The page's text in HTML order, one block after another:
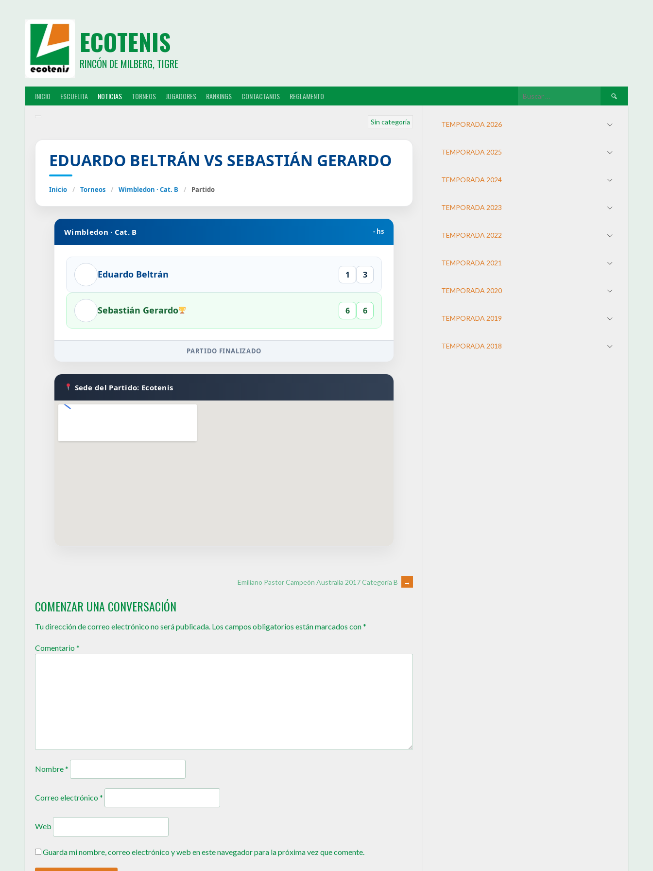
ECOTENIS
RINCÓN DE MILBERG, TIGRE
INICIO ESCUELITA NOTICIAS TORNEOS JUGADORES RANKINGS CONTACTANOS REGLAMENTO
Sin categoría
EDUARDO BELTRÁN VS SEBASTIÁN GERARDO
Inicio / Torneos / Wimbledon · Cat. B / Partido
Wimbledon · Cat. B - hs
Eduardo Beltrán 1 3
Sebastián Gerardo 6 6
PARTIDO FINALIZADO
Sede del Partido: Ecotenis
Emiliano Pastor Campeón Australia 2017 Categoría B →
COMENZAR UNA CONVERSACIÓN
Tu dirección de correo electrónico no será publicada. Los campos obligatorios están marcados con*
Comentario*
Nombre*
Correo electrónico*
Web
Guarda mi nombre, correo electrónico y web en este navegador para la próxima vez que comente.
TEMPORADA 2026
TEMPORADA 2025
TEMPORADA 2024
TEMPORADA 2023
TEMPORADA 2022
TEMPORADA 2021
TEMPORADA 2020
TEMPORADA 2019
TEMPORADA 2018